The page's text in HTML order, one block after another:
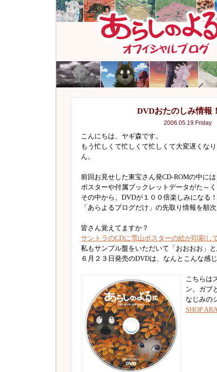
DVDおたのしみ情報
2006.05.19 Friday
こんにちは、ヤギ森です。
もう忙しくて忙しくて忙しくて大変遅くな
ん。
前回お見せした東宝さん発CD-ROMの中には
ポスターや付属ブックレットデータがた～
その中から、DVDが１００倍楽しみになる
「あらよるブログだけ」の先取り情報を順
皆さん覚えてますか？
サントラのCDに雪山ポスターの絵が印刷し
私もサンプル盤をいただいて「おおおお」
６月２３日発売のDVDは、なんとこんな感
こちらは
ン。ガブ
なじみの
SHOP